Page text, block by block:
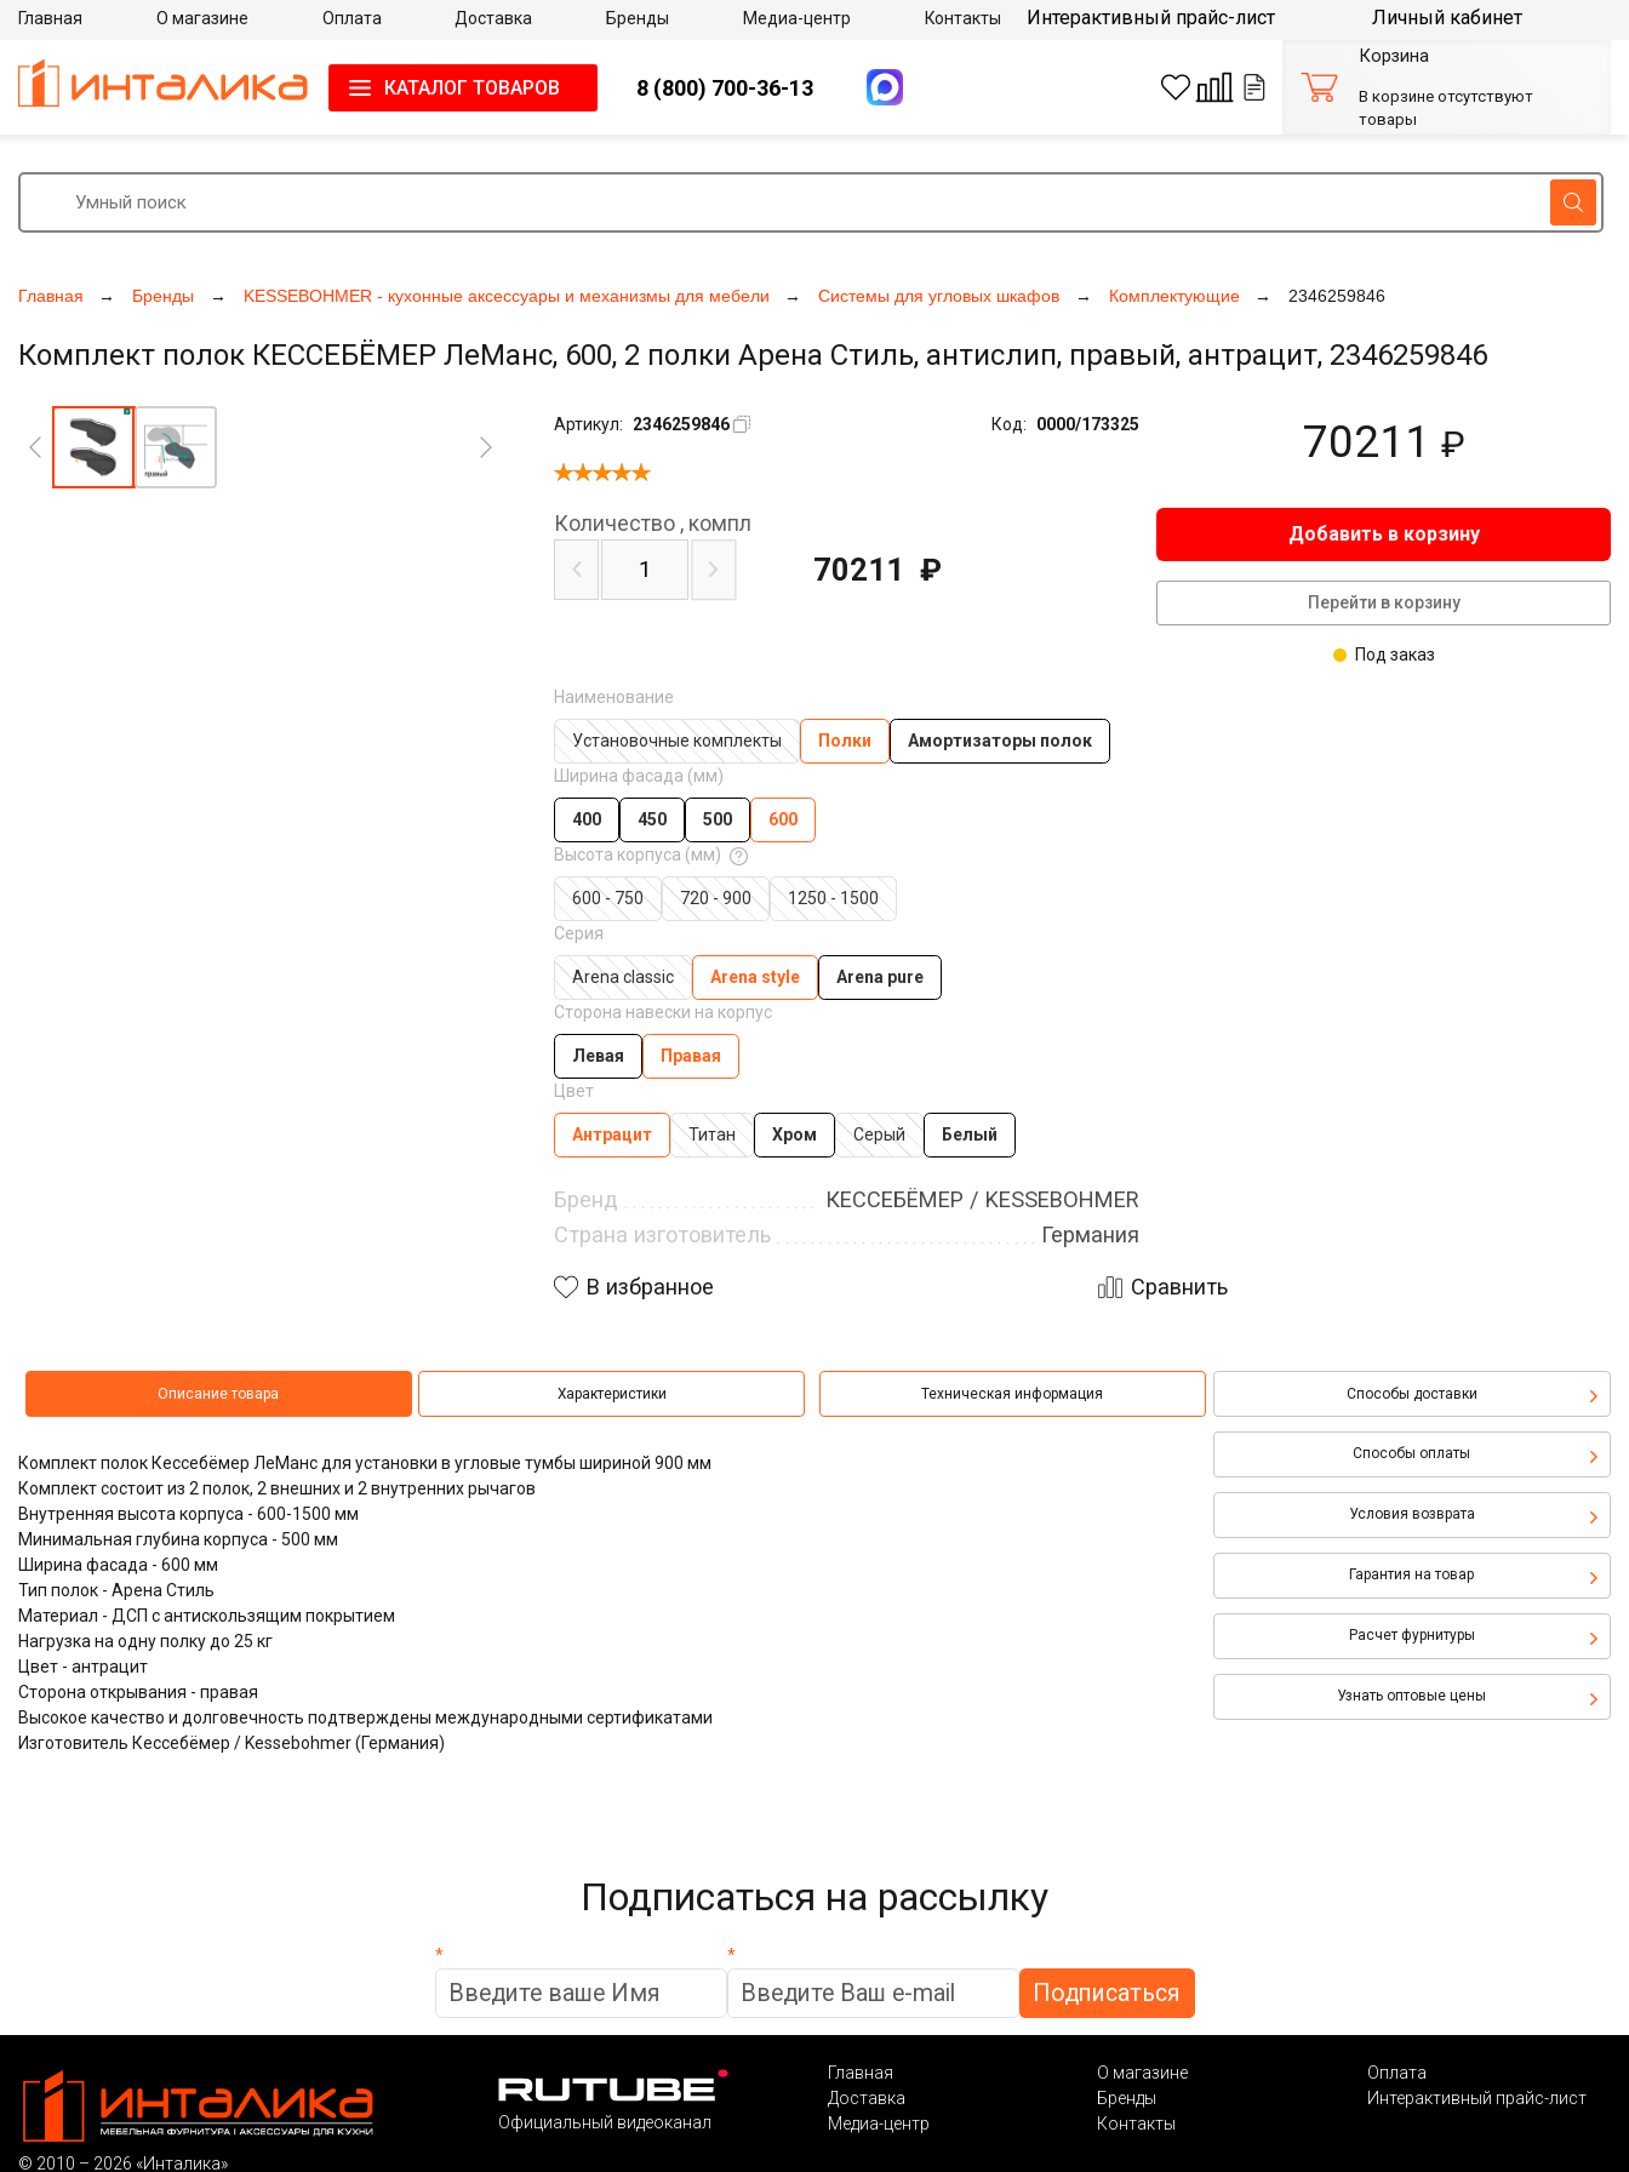
Главная Бренды KESSEBOHMER - кухонные аксессуары и механизмы для мебели Системы для угловых шкафов Комплектующие 2346259846
Комплект полок КЕССЕБЁМЕР ЛеМанс, 600, 2 полки Арена Стиль, антислип, правый, антрацит, 2346259846
Артикул: 2346259846 Код: 0000/173325 70211 ₽
Наименование
Установочные комплекты Полки
Амортизаторы полок
Ширина фасада (мм)
400 450 500
600
Высота корпуса (мм)
600 - 750 720 - 900
1250 - 1500
Серия
Arena classic Arena style
Arena pure
Сторона навески на корпус
Левая
Правая
Цвет
Антрацит Титан Хром Серый Белый
Бренд
КЕССЕБЁМЕР / KESSEBOHMER
Страна изготовитель
Германия
Количество , компл
70211 ₽
Добавить в корзину
Перейти в корзину
Под заказ
В избранное Сравнить
Описание товара Характеристики Техническая информация Способы доставки
Способы оплаты
Условия возврата
Гарантия на товар
Расчет фурнитуры
Узнать оптовые цены
Комплект полок Кессебёмер ЛеМанс для установки в угловые тумбы шириной 900 мм
Комплект состоит из 2 полок, 2 внешних и 2 внутренних рычагов
Внутренняя высота корпуса - 600-1500 мм
Минимальная глубина корпуса - 500 мм
Ширина фасада - 600 мм
Тип полок - Арена Стиль
Материал - ДСП с антискользящим покрытием
Нагрузка на одну полку до 25 кг
Цвет - антрацит
Сторона открывания - правая
Высокое качество и долговечность подтверждены международными сертификатами
Изготовитель Кессебёмер / Kessebohmer (Германия)
Главная О магазине Оплата Доставка Бренды Медиа-центр Контакты Интерактивный прайс-лист Личный кабинет
КАТАЛОГ ТОВАРОВ 8 (800) 700-36-13
Корзина
В корзине отсутствуют
товары
Подписаться на рассылку
* *
© 2010 – 2026 «Инталика»
Официальный видеоканал
Главная О магазине
Оплата
Доставка
Бренды
Интерактивный прайс-лист
Медиа-центр
Контакты